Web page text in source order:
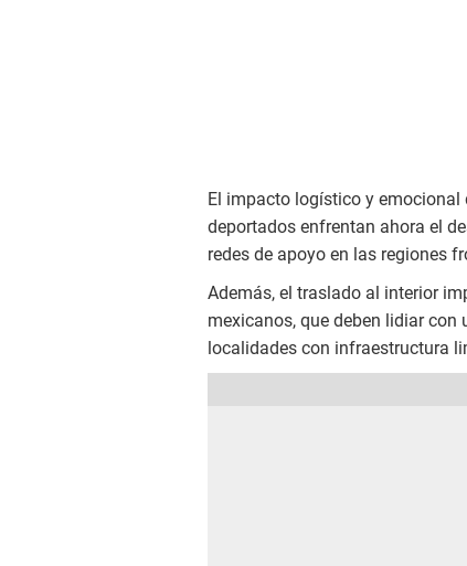
El impacto logístico y
deportados enfrentan ahora el
redes de apoyo en las regiones
Además, el traslado al interior
mexicanos, que deben lidiar
localidades con infraestructura